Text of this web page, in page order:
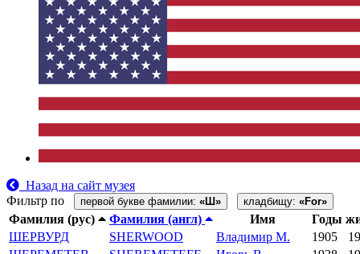
Назад на сайт музея
Фильтр по
первой букве фамилии: «Ш» кладбищу: «For»
Фамилия (рус) Фамилия (англ) Имя
Годы
ШЕРВУРД
SHERWOOD Владимир М. 1905